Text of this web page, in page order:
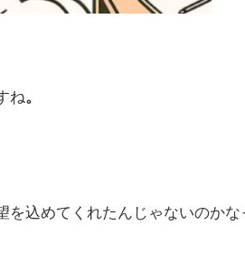
ね。
込めてくれたんじゃないのかな